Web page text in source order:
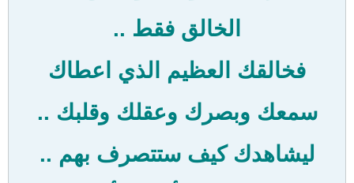
الخالق فقط ..
فخالقك العظيم الذي اعطاك
سمعك وبصرك وعقلك وقلبك ..
ليشاهدك كيف ستتصرف بهم ..